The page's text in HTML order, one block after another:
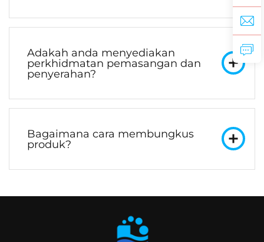
Adakah anda menyediakan
perkhidmatan pemasangan dan
penyerahan?
Bagaimana cara membungkus
produk?